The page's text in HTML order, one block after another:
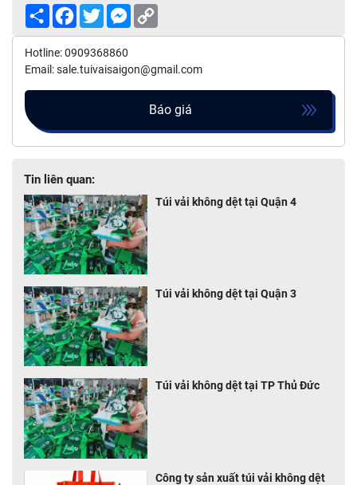
Share Facebook
TwitterMessenger
Hotline: 0909368860
Email: sale.tuivaisaigon@gmail.com
Báo giá
Tin liên quan:
Túi vải không dệt tại Quận 4
Túi vải không dệt tại Quận 3
Túi vải không dệt tại TP Thủ Đức
Công ty sản xuất túi vải không dệt